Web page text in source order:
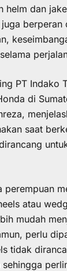
helm dan
berperan
PT Indako
di
saat
perempuan
atau
mudah
perlu
tidak